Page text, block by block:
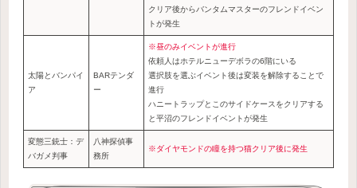
クリア後からバンタムマスターのフレンドイベン
トが発生
太陽とバンパイ
ア
BARテンダ
ー
※昼のみイベントが進行
依頼人はホテルニューデボラの6階にいる
選択肢を選ぶイベント後は変装を解除することで
進行
ハニートラップとこのサイドケースをクリアする
と平沼のフレンドイベントが発生
変態三銃士：デ
バガメ判事
八神探偵事
務所
※ダイヤモンドの瞳を持つ猫クリア後に発生